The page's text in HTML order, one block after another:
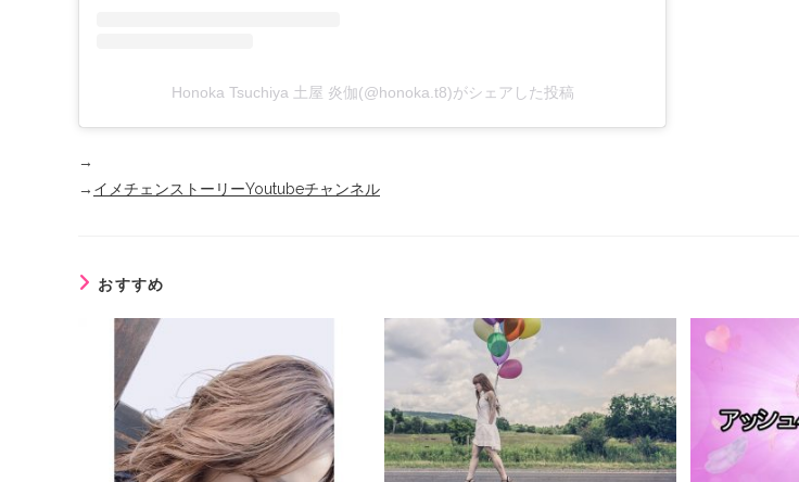
Honoka Tsuchiya 土屋 炎伽(@honoka.t8)がシェアした投稿
→
→ イメチェンストーリーYoutubeチャンネル
おすすめ